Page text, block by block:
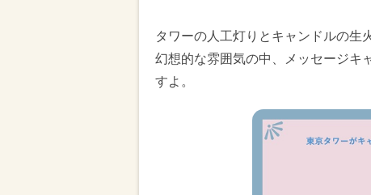
タワーの人工灯りとキャンドルの生
幻想的な雰囲気の中、メッセージキ
すよ。